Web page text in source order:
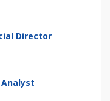
Director
Analyst